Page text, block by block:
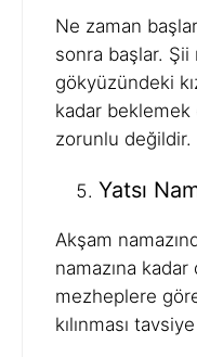
Ne zaman
sonra başlar.
gökyüzündeki
kadar beklemek
zorunlu değildir.
Yatsı
Akşam
namazına kadar
mezheplere
kılınması